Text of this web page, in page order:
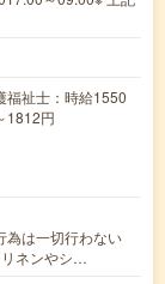
福祉士：時給1550
1812円
為は一切行わない
ネンやシ…